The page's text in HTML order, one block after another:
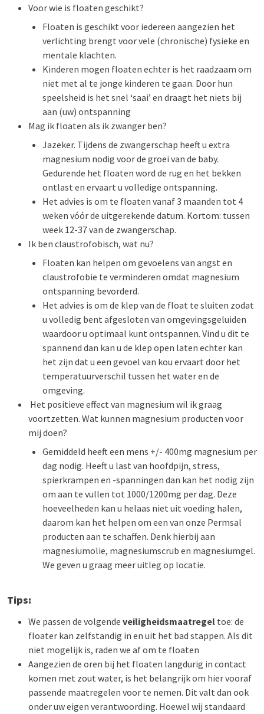
Voor wie is floaten geschikt?
Floaten is geschikt voor iedereen aangezien het
verlichting brengt voor vele (chronische) fysieke en
mentale klachten.
Kinderen mogen floaten echter is het raadzaam om
niet met al te jonge kinderen te gaan. Door hun
speelsheid is het snel ‘saai’ en draagt het niets bij
aan (uw) ontspanning
Mag ik floaten als ik zwanger ben?
Jazeker. Tijdens de zwangerschap heeft u extra
magnesium nodig voor de groei van de baby.
Gedurende het floaten word de rug en het bekken
ontlast en ervaart u volledige ontspanning.
Het advies is om te floaten vanaf 3 maanden tot 4
weken vóór de uitgerekende datum. Kortom: tussen
week 12-37 van de zwangerschap.
Ik ben claustrofobisch, wat nu?
Floaten kan helpen om gevoelens van angst en
claustrofobie te verminderen omdat magnesium
ontspanning bevorderd.
Het advies is om de klep van de float te sluiten zodat
u volledig bent afgesloten van omgevingsgeluiden
waardoor u optimaal kunt ontspannen. Vind u dit te
spannend dan kan u de klep open laten echter kan
het zijn dat u een gevoel van kou ervaart door het
temperatuurverschil tussen het water en de
omgeving.
Het positieve effect van magnesium wil ik graag
voortzetten. Wat kunnen magnesium producten voor
mij doen?
Gemiddeld heeft een mens +/- 400mg magnesium per
dag nodig. Heeft u last van hoofdpijn, stress,
spierkrampen en -spanningen dan kan het nodig zijn
om aan te vullen tot 1000/1200mg per dag. Deze
hoeveelheden kan u helaas niet uit voeding halen,
daarom kan het helpen om een van onze Permsal
producten aan te schaffen. Denk hierbij aan
magnesiumolie, magnesiumscrub en magnesiumgel.
We geven u graag meer uitleg op locatie.
Tips:
We passen de volgende veiligheidsmaatregel toe: de
floater kan zelfstandig in en uit het bad stappen. Als dit
niet mogelijk is, raden we af om te floaten
Aangezien de oren bij het floaten langdurig in contact
komen met zout water, is het belangrijk om hier vooraf
passende maatregelen voor te nemen. Dit valt dan ook
onder uw eigen verantwoording. Hoewel wij standaard